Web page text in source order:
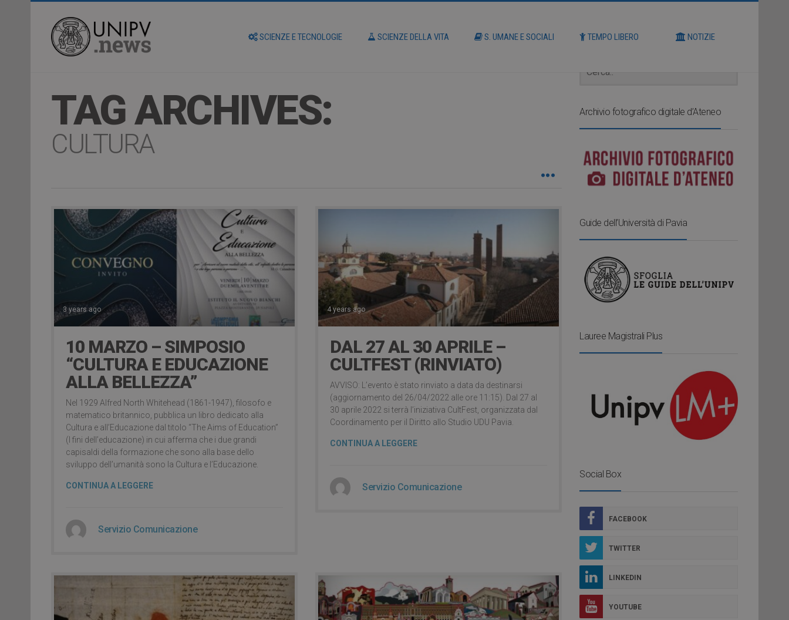
SCIENZE E TECNOLOGIE SCIENZE DELLA VITA S. UMANE E SOCIALI TEMPO LIBERO NOTIZIE
TAG ARCHIVES:
CULTURA
3 years ago
10 MARZO – SIMPOSIO
“CULTURA E EDUCAZIONE
ALLA BELLEZZA”
Nel 1929 Alfred North Whitehead (1861-1947), filosofo e
matematico britannico, pubblica un libro dedicato alla
Cultura e all’Educazione dal titolo “The Aims of Education”
(I fini dell’educazione) in cui afferma che i due grandi
capisaldi della formazione che sono alla base dello
sviluppo dell’umanità sono la Cultura e l’Educazione.
CONTINUA A LEGGERE
Servizio Comunicazione
4 years ago
DAL 27 AL 30 APRILE –
CULTFEST (RINVIATO)
AVVISO: L’evento è stato rinviato a data da destinarsi
(aggiornamento del 26/04/2022 alle ore 11:15). Dal 27 al
30 aprile 2022 si terrà l’iniziativa CultFest, organizzata dal
Coordinamento per il Diritto allo Studio UDU Pavia.
CONTINUA A LEGGERE
Servizio Comunicazione
Archivio fotografico digitale d’Ateneo
Guide dell’Università di Pavia
Lauree Magistrali Plus
Social Box
FACEBOOK
TWITTER
LINKEDIN
YOUTUBE